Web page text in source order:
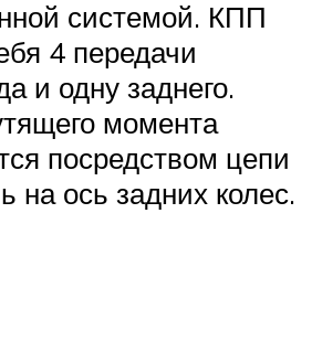
системой. КПП
4 передачи
и одну заднего.
момента
посредством цепи
на ось задних колес.